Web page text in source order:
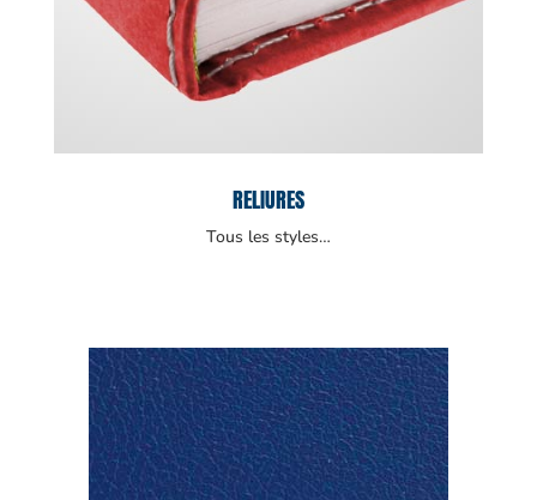
RELIURES
Tous les styles…